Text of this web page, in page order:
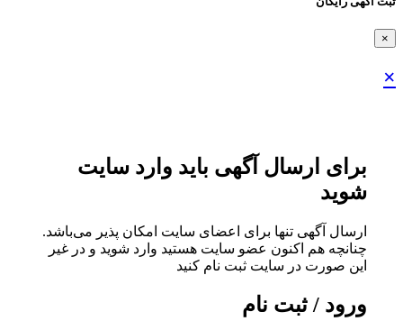
×
×
برای ارسال آگهی باید وارد سایت
شوید
ارسال آگهی تنها برای اعضای سایت امکان پذیر می‌باشد.
چنانچه هم‌ اکنون عضو سایت هستید وارد شوید و در غیر
این صورت در سایت ثبت نام کنید
ورود / ثبت نام